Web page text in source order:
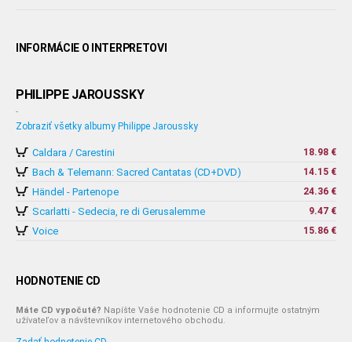
INFORMÁCIE O INTERPRETOVI
PHILIPPE JAROUSSKY
-
Zobraziť všetky albumy Philippe Jaroussky
Caldara / Carestini 18.98 €
Bach & Telemann: Sacred Cantatas (CD+DVD) 14.15 €
Händel - Partenope 24.36 €
Scarlatti - Sedecia, re di Gerusalemme 9.47 €
Voice 15.86 €
HODNOTENIE CD
Máte CD vypočuté? Napíšte Vaše hodnotenie CD a informujte ostatným
užívateľov a návštevníkov internetového obchodu.